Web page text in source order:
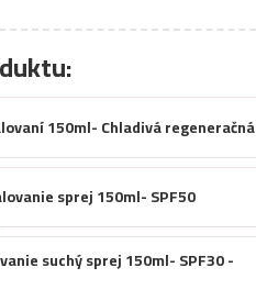
150ml- Chladivá regeneračná
sprej 150ml- SPF50
suchý sprej 150ml- SPF30 -